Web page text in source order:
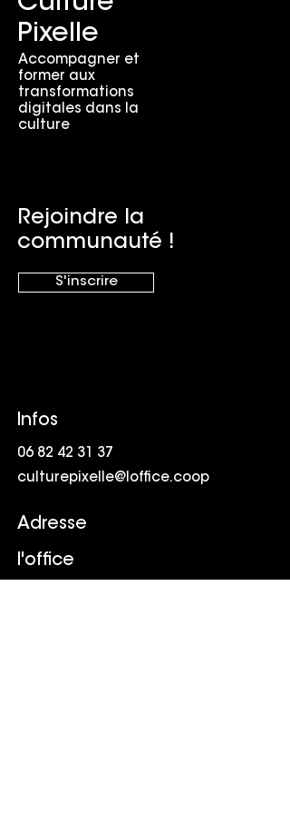
Pixelle
Accompagner et
former aux
transformations
digitales dans la
culture
Rejoindre la
communauté !
S'inscrire
Infos
06 82 42 31 37
culturepixelle@loffice.coop
Adresse
l'office